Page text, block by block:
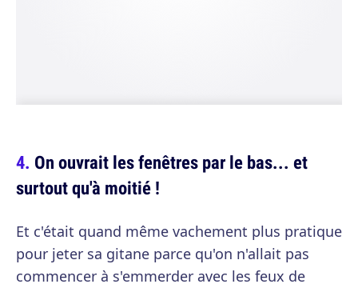
On ouvrait les fenêtres par le bas... et
surtout qu'à moitié !
Et c'était quand même vachement plus pratique
pour jeter sa gitane parce qu'on n'allait pas
commencer à s'emmerder avec les feux de